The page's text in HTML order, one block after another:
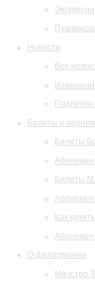
Экскурсии
Новости
Все
Подписка
Билеты и
Билеты
Билеты
Как
О филармонии
Маэстро